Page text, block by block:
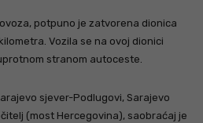
potpuno je zatvorena dionica
Vozila se na ovoj dionici
stranom autoceste.
sjever-Podlugovi, Sarajevo
(most Hercegovina), saobraćaj je